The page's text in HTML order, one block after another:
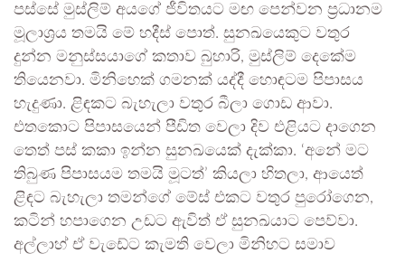
පස්සේ මුස්ලිම් අයගේ ජීවිතයට මඟ පෙන්වන ප්‍රධානම
මූලාශ්‍රය තමයි මේ හදීස් පොත්. සුනඛයෙකුට වතුර
දුන්න මනුස්සයාගේ කතාව බුහාරි, මුස්ලිම් දෙකේම
තියෙනවා. මිනිහෙක් ගමනක් යද්දී හොඳටම පිපාසය
හැදුණා. ළිඳකට බැහැලා වතුර බීලා ගොඩ ආවා.
එතකොට පිපාසයෙන් පීඩිත වෙලා දිව එළියට දාගෙන
තෙත් පස් කකා ඉන්න සුනඛයෙක් දැක්කා. ‘අනේ මට
තිබුණ පිපාසයම තමයි මූටත්’ කියලා හිතලා, ආයෙත්
ළිඳට බැහැලා තමන්ගේ මේස් එකට වතුර පුරෝගෙන,
කටින් හපාගෙන උඩට ඇවිත් ඒ සුනඛයාට පෙව්වා.
අල්ලාහ් ඒ වැඩේට කැමති වෙලා මිනිහට සමාව